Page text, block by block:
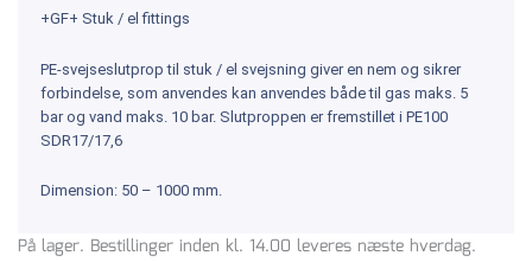
+GF+ Stuk / el fittings
PE-svejseslutprop til stuk / el svejsning giver en nem og sikrer
forbindelse, som anvendes kan anvendes både til gas maks. 5
bar og vand maks. 10 bar. Slutproppen er fremstillet i PE100
SDR17/17,6
Dimension: 50 – 1000 mm.
På lager. Bestillinger inden kl. 14.00 leveres næste hverdag.
GF